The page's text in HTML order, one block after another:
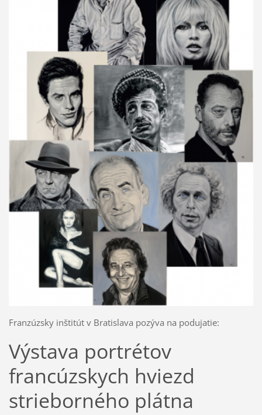
Franzúzsky inštitút v Bratislava pozýva na podujatie:
Výstava portrétov
francúzskych hviezd
strieborného plátna